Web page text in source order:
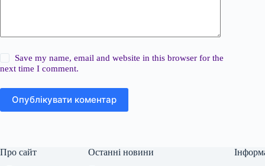
Save my name, email and website in this browser for the
next time I comment.
Опублікувати коментар
Про сайт Останні новини